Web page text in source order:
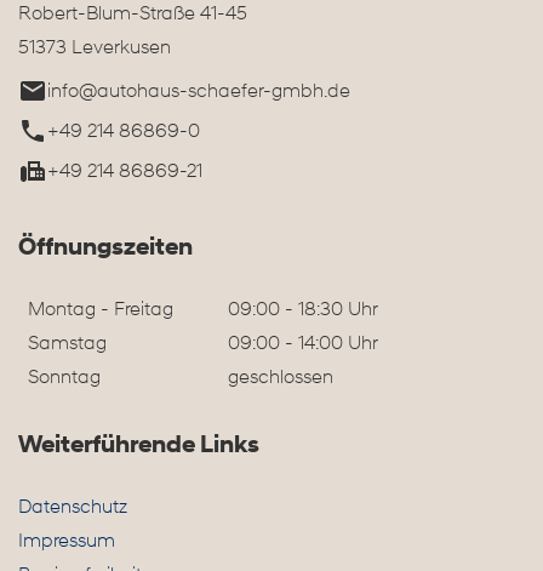
Robert-Blum-Straße 41-45
51373 Leverkusen
info@autohaus-schaefer-gmbh.de
+49 214 86869-0
+49 214 86869-21
Öffnungszeiten
Montag - Freitag
09:00 - 18:30 Uhr
Samstag
09:00 - 14:00 Uhr
Sonntag
geschlossen
Weiterführende Links
Datenschutz
Impressum